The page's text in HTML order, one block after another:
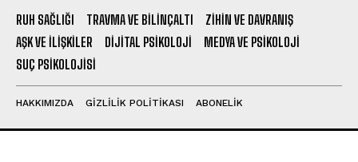
RUH SAĞLIĞI TRAVMA VE BILINÇALTI
ZIHIN VE DAVRANIŞ
AŞK VE İLIŞKILER
DIJITAL PSIKOLOJI
MEDYA VE PSIKOLOJI
SUÇ PSIKOLOJISI
HAKKIMIZDA GIZLILIK POLITIKASI ABONELIK